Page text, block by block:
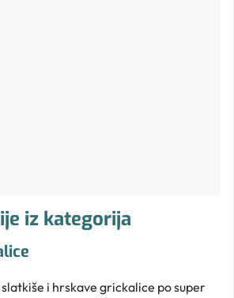
iz kategorija
i hrskave grickalice po super